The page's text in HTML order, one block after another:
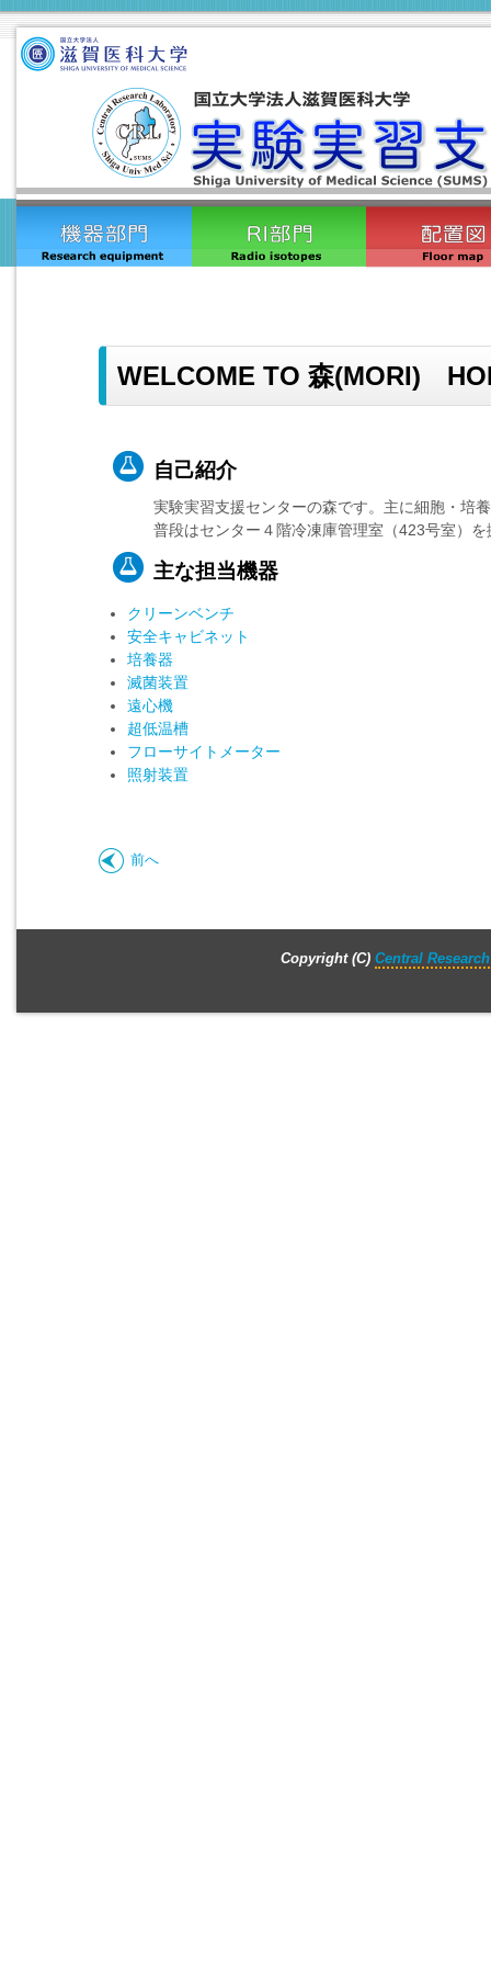
WELCOME TO 森(MORI)
自己紹介
実験実習支援センターの森です。主に細胞・培
普段はセンター４階冷凍庫管理室（423号室）
主な担当機器
クリーンベンチ
安全キャビネット
培養器
滅菌装置
遠心機
超低温槽
フローサイトメーター
照射装置
前へ
Copyright (C) Central